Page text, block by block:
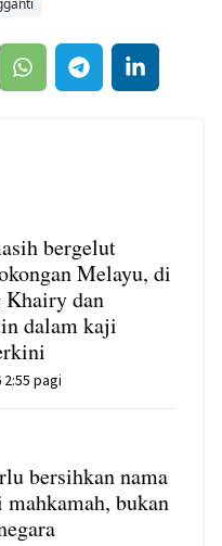
bergelut
Melayu, di
Khairy dan
dalam kaji
2:55 pagi
bersihkan nama
mahkamah, bukan